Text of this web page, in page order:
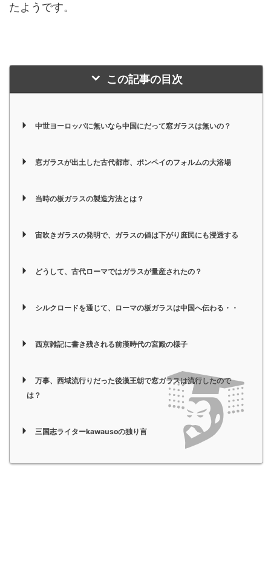
たようです。
この記事の目次
中世ヨーロッパに無いなら中国にだって窓ガラスは無いの？
窓ガラスが出土した古代都市、ポンペイのフォルムの大浴場
当時の板ガラスの製造方法とは？
宙吹きガラスの発明で、ガラスの値は下がり庶民にも浸透する
どうして、古代ローマではガラスが量産されたの？
シルクロードを通じて、ローマの板ガラスは中国へ伝わる・・
西京雑記に書き残される前漢時代の宮殿の様子
万事、西域流行りだった後漢王朝で窓ガラスは流行したので
は？
三国志ライターkawausoの独り言